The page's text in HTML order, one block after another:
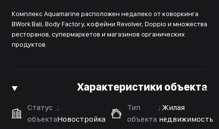
Комплекс Aquamarine расположен недалеко от коворкинга
BWork Bali, Body Factory, кофейни Revolver, Doppio и множества
ресторанов, супермаркетов и магазинов органических
продуктов.
Характеристики объекта
Статус
объекта
:
Новостройка
Тип
объекта
: Жилая
недвижимость